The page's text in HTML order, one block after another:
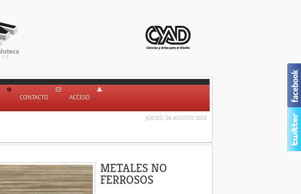
CONTACTO ACCESO
JUEVES, 06 AGOSTO 2026
METALES NO
FERROSOS